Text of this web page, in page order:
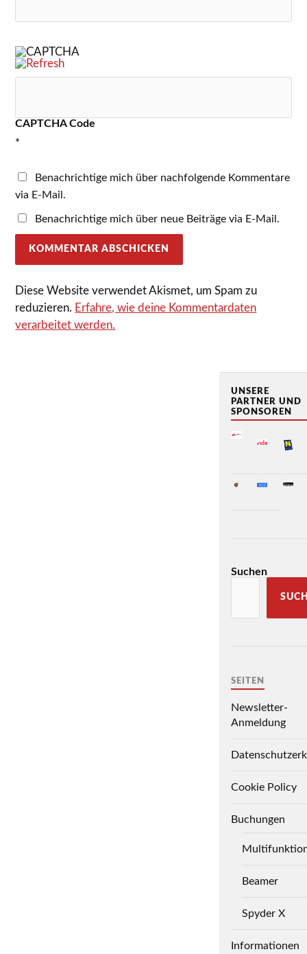
CAPTCHA Code
*
Benachrichtige mich über nachfolgende Kommentare
via E-Mail.
Benachrichtige mich über neue Beiträge via E-Mail.
Diese Website verwendet Akismet, um Spam zu
reduzieren. Erfahre, wie deine Kommentardaten
verarbeitet werden.
UNSERE
PARTNER UND
SPONSOREN
Suchen
SEITEN
Newsletter-
Anmeldung
Cookie Policy
Buchungen
Beamer
Spyder X
Informationen